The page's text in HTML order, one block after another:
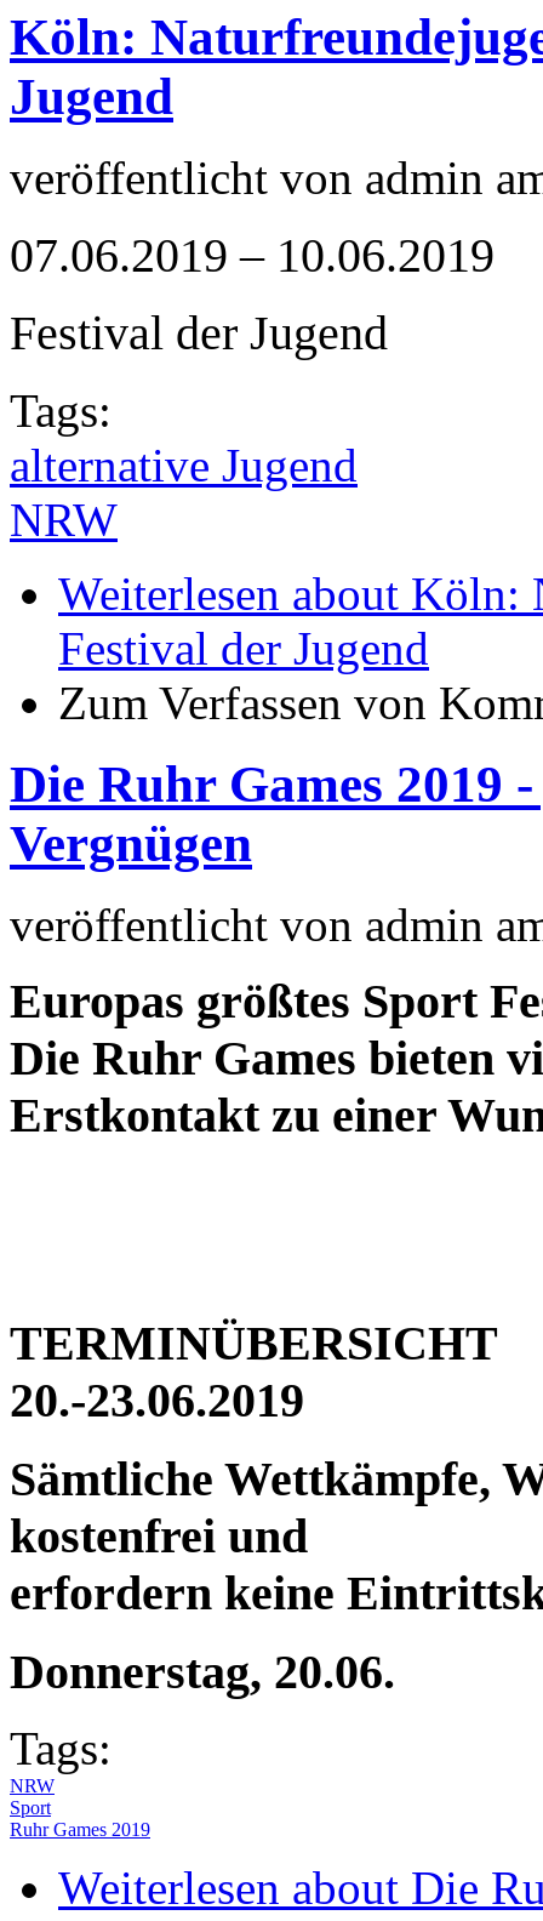
Köln:
Jugend
veröffentlicht von admin
07.06.2019 – 10.06.2019
Festival der Jugend
Tags:
alternative Jugend
NRW
Weiterlesen about Köln:
Festival der Jugend
Zum Verfassen von
Die Ruhr Games 2019
Vergnügen
veröffentlicht von admin
Europas größtes Sport
Die Ruhr Games bieten
Erstkontakt zu einer
TERMINÜBERSICHT
20.-23.06.2019
Sämtliche Wettkämpfe,
kostenfrei und
erfordern keine
Donnerstag, 20.06.
Tags:
NRW
Sport
Ruhr Games 2019
Weiterlesen about Die